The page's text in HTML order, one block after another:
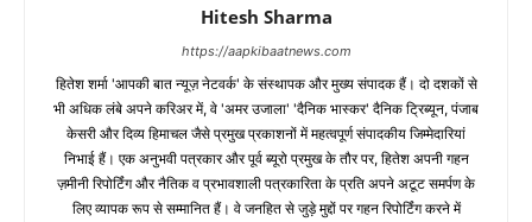
Hitesh Sharma
https://aapkibaatnews.com
हितेश शर्मा 'आपकी बात न्यूज़ नेटवर्क' के संस्थापक और मुख्य संपादक हैं। दो दशकों से
भी अधिक लंबे अपने करिअर में, वे 'अमर उजाला' 'दैनिक भास्कर' दैनिक ट्रिब्यून, पंजाब
केसरी और दिव्य हिमाचल जैसे प्रमुख प्रकाशनों में महत्वपूर्ण संपादकीय जिम्मेदारियां
निभाई हैं। एक अनुभवी पत्रकार और पूर्व ब्यूरो प्रमुख के तौर पर, हितेश अपनी गहन
ज़मीनी रिपोर्टिंग और नैतिक व प्रभावशाली पत्रकारिता के प्रति अपने अटूट समर्पण के
लिए व्यापक रूप से सम्मानित हैं। वे जनहित से जुड़े मुद्दों पर गहन रिपोर्टिंग करने में